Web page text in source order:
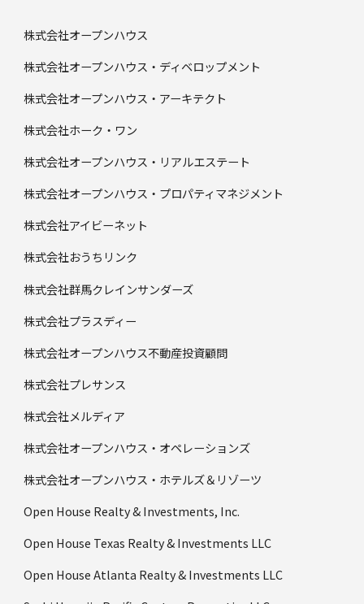
株式会社オープンハウス
株式会社オープンハウス・ディベロップメント
株式会社オープンハウス・アーキテクト
株式会社ホーク・ワン
株式会社オープンハウス・リアルエステート
株式会社オープンハウス・プロパティマネジメント
株式会社アイビーネット
株式会社おうちリンク
株式会社群馬クレインサンダーズ
株式会社プラスディー
株式会社オープンハウス不動産投資顧問
株式会社プレサンス
株式会社メルディア
株式会社オープンハウス・オペレーションズ
株式会社オープンハウス・ホテルズ＆リゾーツ
Open House Realty & Investments, Inc.
Open House Texas Realty & Investments LLC
Open House Atlanta Realty & Investments LLC